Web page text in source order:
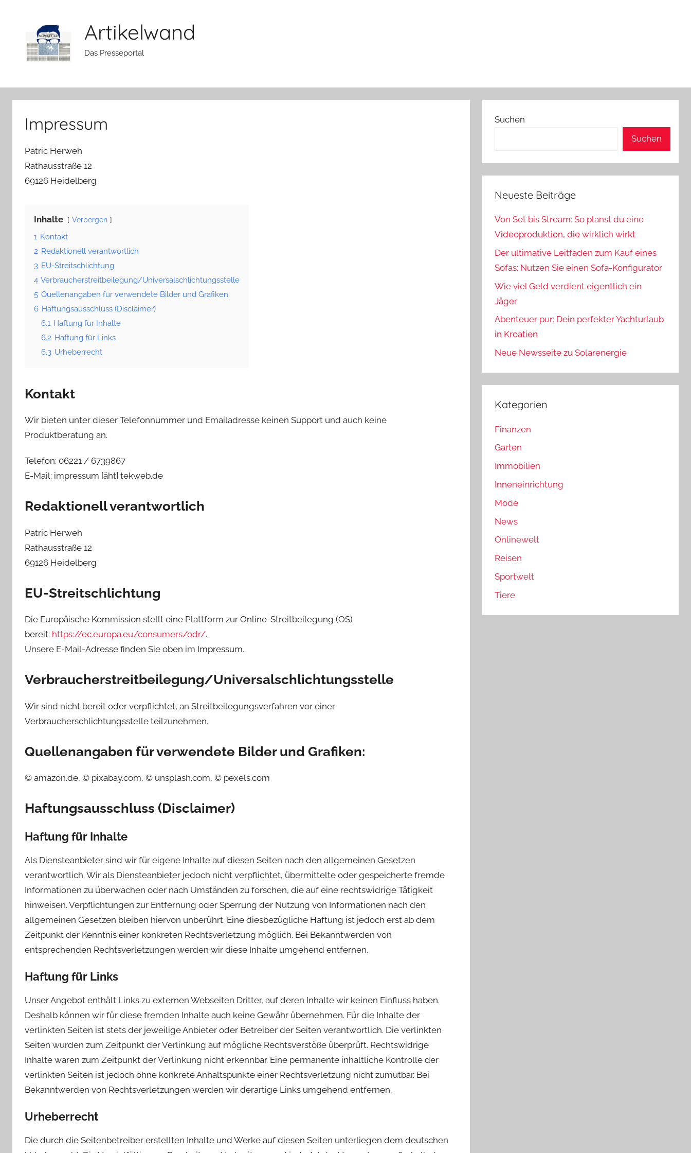
Artikelwand
Das Presseportal
Impressum
Patric Herweh
Rathausstraße 12
69126 Heidelberg
Inhalte Verbergen
1 Kontakt
2 Redaktionell verantwortlich
3 EU-Streitschlichtung
4 Verbraucher­streit­beilegung/Universal­schlichtungs­stelle
5 Quellenangaben für verwendete Bilder und Grafiken:
6 Haftungsausschluss (Disclaimer)
6.1 Haftung für Inhalte
6.2 Haftung für Links
6.3 Urheberrecht
Kontakt
Wir bieten unter dieser Telefonnummer und Emailadresse keinen Support und auch keine
Produktberatung an.
Telefon: 06221 / 6739867
E-Mail: impressum [äht] tekweb.de
Redaktionell verantwortlich
Patric Herweh
Rathausstraße 12
69126 Heidelberg
EU-Streitschlichtung
Die Europäische Kommission stellt eine Plattform zur Online-Streitbeilegung (OS)
bereit: https://ec.europa.eu/consumers/odr/.
Unsere E-Mail-Adresse finden Sie oben im Impressum.
Verbraucher­streit­beilegung/Universal­schlichtungs­stelle
Wir sind nicht bereit oder verpflichtet, an Streitbeilegungsverfahren vor einer
Verbraucherschlichtungsstelle teilzunehmen.
Quellenangaben für verwendete Bilder und Grafiken:
© amazon.de, © pixabay.com, © unsplash.com, © pexels.com
Haftungsausschluss (Disclaimer)
Haftung für Inhalte
Als Diensteanbieter sind wir für eigene Inhalte auf diesen Seiten nach den allgemeinen Gesetzen
verantwortlich. Wir als Diensteanbieter jedoch nicht verpflichtet, übermittelte oder gespeicherte fremde
Informationen zu überwachen oder nach Umständen zu forschen, die auf eine rechtswidrige Tätigkeit
hinweisen. Verpflichtungen zur Entfernung oder Sperrung der Nutzung von Informationen nach den
allgemeinen Gesetzen bleiben hiervon unberührt. Eine diesbezügliche Haftung ist jedoch erst ab dem
Zeitpunkt der Kenntnis einer konkreten Rechtsverletzung möglich. Bei Bekanntwerden von
entsprechenden Rechtsverletzungen werden wir diese Inhalte umgehend entfernen.
Haftung für Links
Unser Angebot enthält Links zu externen Webseiten Dritter, auf deren Inhalte wir keinen Einfluss haben.
Deshalb können wir für diese fremden Inhalte auch keine Gewähr übernehmen. Für die Inhalte der
verlinkten Seiten ist stets der jeweilige Anbieter oder Betreiber der Seiten verantwortlich. Die verlinkten
Seiten wurden zum Zeitpunkt der Verlinkung auf mögliche Rechtsverstöße überprüft. Rechtswidrige
Inhalte waren zum Zeitpunkt der Verlinkung nicht erkennbar. Eine permanente inhaltliche Kontrolle der
verlinkten Seiten ist jedoch ohne konkrete Anhaltspunkte einer Rechtsverletzung nicht zumutbar. Bei
Bekanntwerden von Rechtsverletzungen werden wir derartige Links umgehend entfernen.
Urheberrecht
Die durch die Seitenbetreiber erstellten Inhalte und Werke auf diesen Seiten unterliegen dem deutschen
Suchen
Suchen
Neueste Beiträge
Von Set bis Stream: So planst du eine
Videoproduktion, die wirklich wirkt
Der ultimative Leitfaden zum Kauf eines
Sofas: Nutzen Sie einen Sofa-Konfigurator
Wie viel Geld verdient eigentlich ein
Jäger
Abenteuer pur: Dein perfekter Yachturlaub
in Kroatien
Neue Newsseite zu Solarenergie
Kategorien
Finanzen
Garten
Immobilien
Inneneinrichtung
Mode
News
Onlinewelt
Reisen
Sportwelt
Tiere